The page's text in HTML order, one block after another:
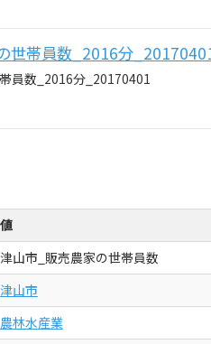
世帯員数_2016分
員数_2016分_20170401
値
津山市_販売農家の世帯員数
津山市
農林水産業